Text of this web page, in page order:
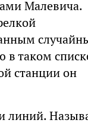
Малевича.
таком
станции он
линий.